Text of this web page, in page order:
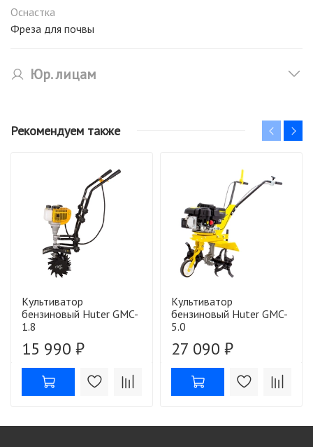
Оснастка
Фреза для почвы
Юр. лицам
Рекомендуем также
Культиватор
бензиновый Huter GMC-
1.8
15 990 ₽
Культиватор
бензиновый Huter GMC-
5.0
27 090 ₽